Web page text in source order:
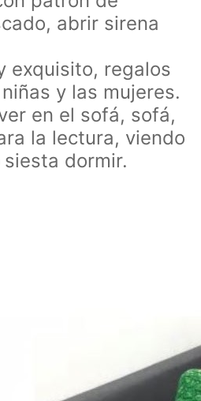
abrir sirena
exquisito, regalos
y las mujeres.
en el sofá, sofá,
la lectura, viendo
siesta dormir.